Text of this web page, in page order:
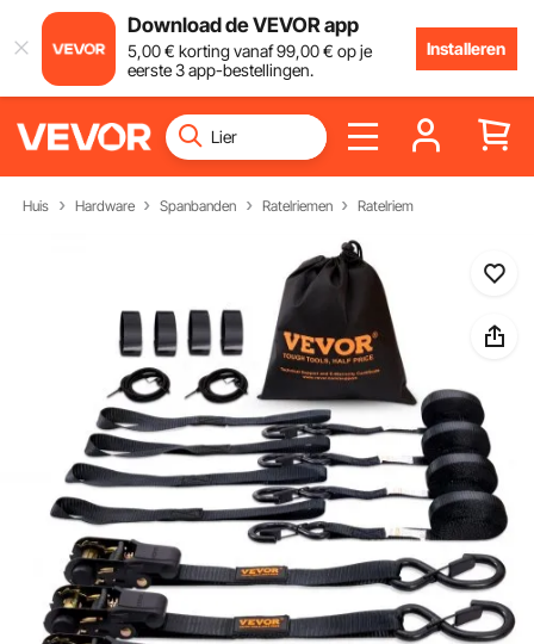
Download de VEVOR app
5,00€ korting vanaf99,00€ op je
eerste 3 app-bestellingen.
Installeren
Huis Hardware Spanbanden Ratelriemen Ratelriem